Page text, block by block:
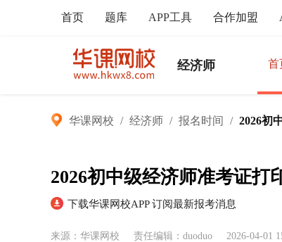
首页 题库 APP工具 合作加盟
经济师 首
华课网校 / 经济师 / 报名时间 / 2026初
2026初中级经济师准考证打
下载华课网校APP 订阅最新报考消息
来源：华课网校 责任编辑：duoduo 2026-04-01